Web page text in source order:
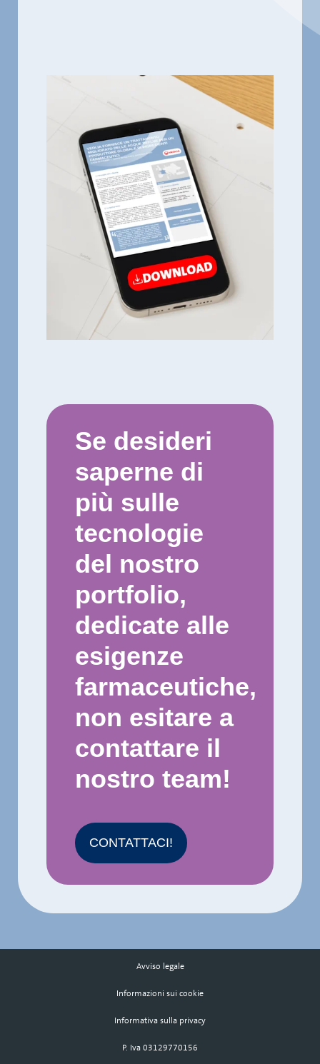
Se desideri
saperne di
più sulle
tecnologie
del nostro
portfolio,
dedicate alle
esigenze
farmaceutiche,
non esitare a
contattare il
nostro team!
CONTATTACI!
Avviso legale
Informazioni sui cookie
Informativa sulla privacy
P. Iva 03129770156